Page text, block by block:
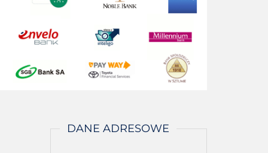
DANE ADRESOWE